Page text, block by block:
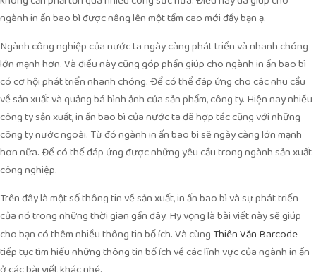
ngành in ấn bao bì được nâng lên một tầm cao mới đấy bạn ạ.
Ngành công nghiệp của nước ta ngày càng phát triển và nhanh chóng
lớn mạnh hơn. Và điều này cũng góp phần giúp cho ngành in ấn bao bì
có cơ hội phát triển nhanh chóng. Để có thể đáp ứng cho các nhu cầu
về sản xuất và quảng bá hình ảnh của sản phẩm, công ty. Hiện nay nhiều
công ty sản xuất, in ấn bao bì của nước ta đã hợp tác cũng với những
công ty nước ngoài. Từ đó ngành in ấn bao bì sẽ ngày càng lớn mạnh
hơn nữa. Để có thể đáp ứng được những yêu cầu trong ngành sản xuất
công nghiệp.
Trên đây là một số thông tin về sản xuất, in ấn bao bì và sự phát triển
của nó trong những thời gian gần đây. Hy vọng là bài viết này sẽ giúp
cho bạn có thêm nhiều thông tin bổ ích. Và cùng Thiên Văn Barcode
tiếp tục tìm hiểu những thông tin bổ ích về các lĩnh vực của ngành in ấn